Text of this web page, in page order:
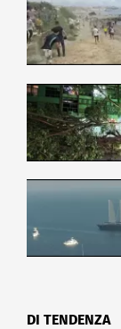
DI TENDENZA